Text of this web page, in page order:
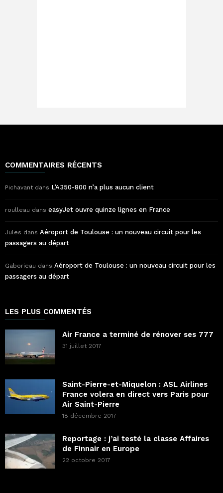
COMMENTAIRES RÉCENTS
Pichavant dans L’A350-800 n’a plus aucun client
roulleau dans easyJet ouvre quinze lignes en France
Jules dans Aéroport de Toulouse : un nouveau circuit pour les
passagers au départ
Gaborieau dans Aéroport de Toulouse : un nouveau circuit pour les
passagers au départ
LES PLUS COMMENTÉS
Air France a terminé de rénover ses 777
31 juillet 2017
Saint-Pierre-et-Miquelon : ASL Airlines
France volera en direct vers Paris pour
Air Saint-Pierre
18 décembre 2017
Reportage : j’ai testé la classe Affaires
de Finnair en Europe
22 octobre 2017